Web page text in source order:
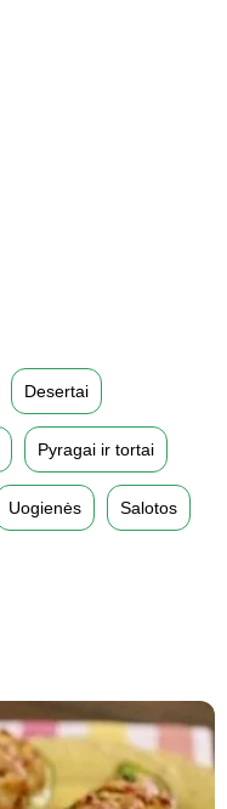
Desertai
Pyragai ir tortai
Uogienės Salotos